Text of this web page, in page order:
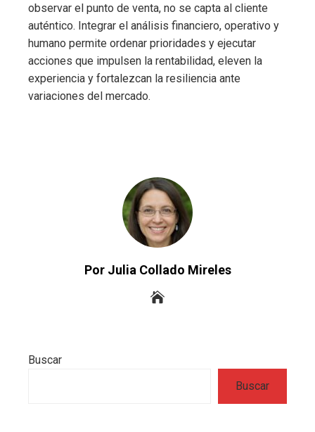
observar el punto de venta, no se capta al cliente
auténtico. Integrar el análisis financiero, operativo y
humano permite ordenar prioridades y ejecutar
acciones que impulsen la rentabilidad, eleven la
experiencia y fortalezcan la resiliencia ante
variaciones del mercado.
Por Julia Collado Mireles
Buscar
Buscar